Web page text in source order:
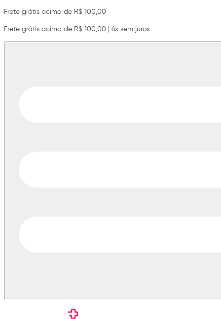
Frete grátis acima de R$ 100,00
Frete grátis acima de R$ 100,00 | 6x sem juros